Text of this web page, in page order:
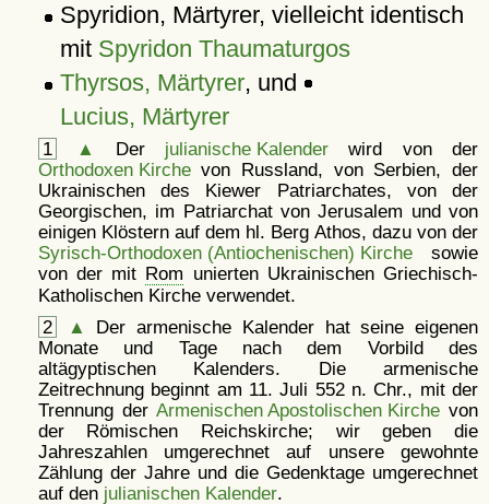
Spyridion, Märtyrer, vielleicht identisch
mit Spyridon Thaumaturgos
Thyrsos, Märtyrer, und
Lucius, Märtyrer
1 ▲ Der julianische Kalenderwird von der
Orthodoxen Kirchevon Russland, von Serbien, der
Ukrainischen des Kiewer Patriarchates, von der
Georgischen, im Patriarchat von Jerusalem und von
einigen Klöstern auf dem hl. Berg Athos, dazu von der
Syrisch-Orthodoxen (Antiochenischen) Kirchesowie
von der mit Rom unierten Ukrainischen Griechisch-
Katholischen Kirche verwendet.
2
▲
Der armenische Kalender hat seine eigenen
Monate und Tage nach dem Vorbild des
altägyptischen Kalenders. Die armenische
Zeitrechnung beginnt am 11. Juli 552 n. Chr., mit der
Trennung derArmenischen Apostolischen Kirche von
der Römischen Reichskirche; wir geben die
Jahreszahlen umgerechnet auf unsere gewohnte
Zählung der Jahre und die Gedenktage umgerechnet
auf den julianischen Kalender.